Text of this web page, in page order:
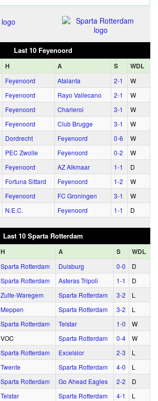
Last 10 Feyenoord
H A S WDL
Feyenoord Atalanta 2‑1
W
Feyenoord Rayo Vallecano 2‑1
W
Feyenoord Charleroi 3‑1
W
Feyenoord Club Brugge 3‑1
W
Dordrecht Feyenoord 0‑6
W
PEC Zwolle Feyenoord 0‑2
W
Feyenoord AZ Alkmaar 1‑1
D
Fortuna Sittard Feyenoord 1‑2
W
Feyenoord FC Groningen 3‑1
W
N.E.C. Feyenoord 1‑1 D
Last 10 Sparta Rotterdam
H A S WDL
Sparta Rotterdam Duisburg 0‑0
D
Sparta Rotterdam Asteras Tripoli 1‑1
D
Zulte-Waregem Sparta Rotterdam 3‑2
L
Meppen Sparta Rotterdam 3‑2
L
Sparta Rotterdam Telstar 1‑0
W
VOC Sparta Rotterdam 0‑4
W
Sparta Rotterdam Excelsior 2‑3
L
Twente Sparta Rotterdam 4‑0
L
Sparta Rotterdam Go Ahead Eagles 2‑2
D
Telstar Sparta Rotterdam 4‑1 L